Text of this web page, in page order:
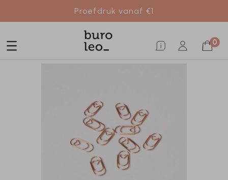
Proefdruk vanaf €1
0